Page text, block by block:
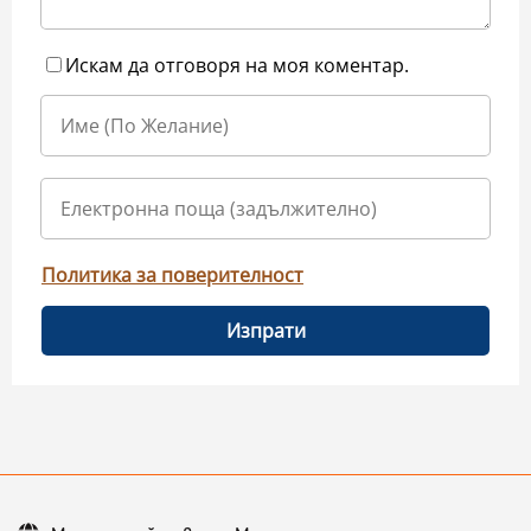
Искам да отговоря на моя коментар.
Политика за поверителност
Изпрати